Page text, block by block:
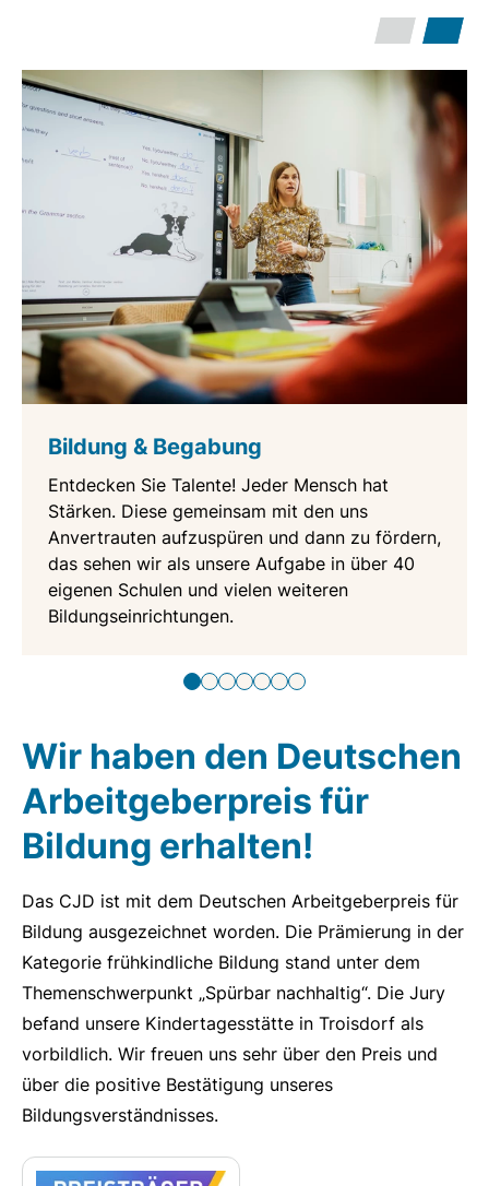
Bildung & Begabung
Entdecken Sie Talente! Jeder Mensch hat
Stärken. Diese gemeinsam mit den uns
Anvertrauten aufzuspüren und dann zu fördern,
das sehen wir als unsere Aufgabe in über 40
eigenen Schulen und vielen weiteren
Bildungseinrichtungen.
Wir haben den Deutschen
Arbeitgeberpreis für
Bildung erhalten!
Das CJD ist mit dem Deutschen Arbeitgeberpreis für
Bildung ausgezeichnet worden. Die Prämierung in der
Kategorie frühkindliche Bildung stand unter dem
Themenschwerpunkt „Spürbar nachhaltig“. Die Jury
befand unsere Kindertagesstätte in Troisdorf als
vorbildlich. Wir freuen uns sehr über den Preis und
über die positive Bestätigung unseres
Bildungsverständnisses.